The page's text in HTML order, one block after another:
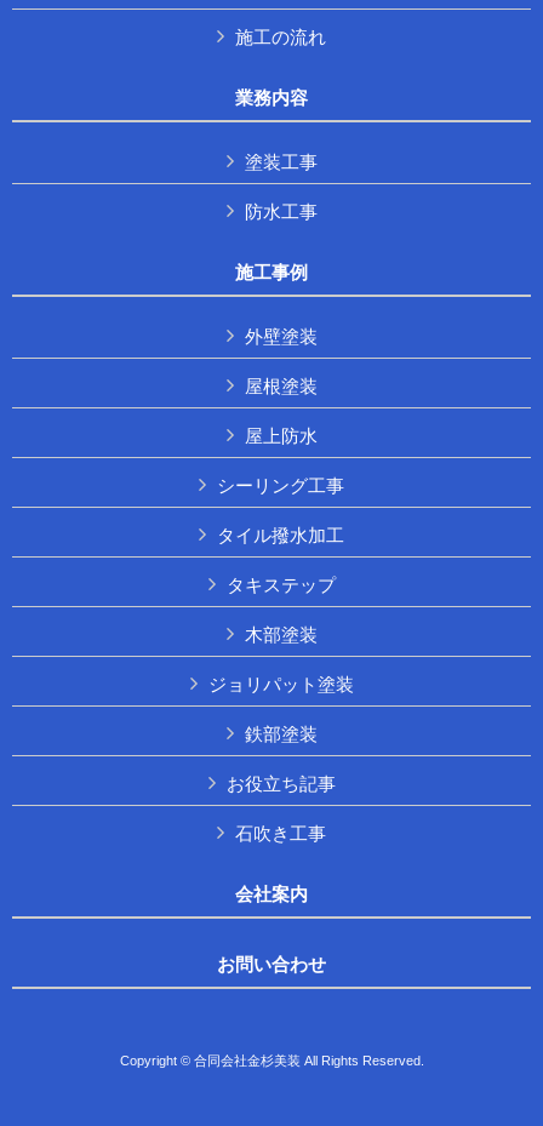
施工の流れ
業務内容
塗装工事
防水工事
施工事例
外壁塗装
屋根塗装
屋上防水
シーリング工事
タイル撥水加工
タキステップ
木部塗装
ジョリパット塗装
鉄部塗装
お役立ち記事
石吹き工事
会社案内
お問い合わせ
Copyright © 合同会社金杉美装 All Rights Reserved.